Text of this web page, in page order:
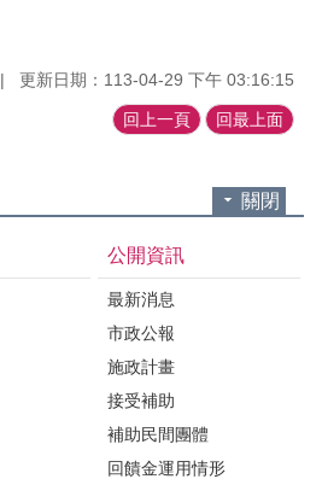
更新日期：113-04-29 下午 03:16:15
回上一頁 回最上面
關閉
公開資訊
最新消息
市政公報
施政計畫
接受補助
補助民間團體
回饋金運用情形